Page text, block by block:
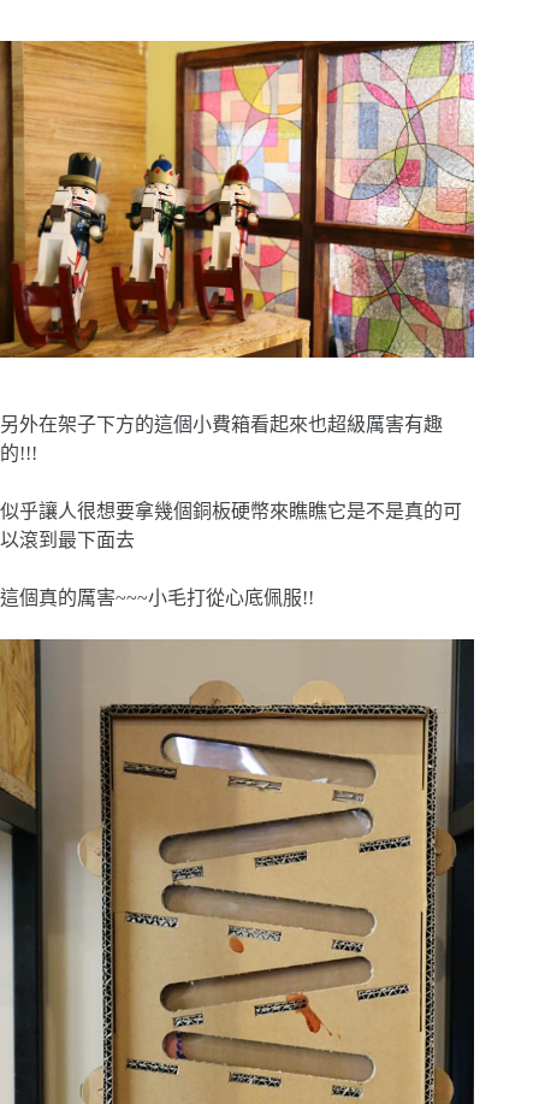
另外在架子下方的這個小費箱看起來也超級厲害有趣
的!!!
似乎讓人很想要拿幾個銅板硬幣來瞧瞧它是不是真的可
以滾到最下面去
這個真的厲害~~~小毛打從心底佩服!!